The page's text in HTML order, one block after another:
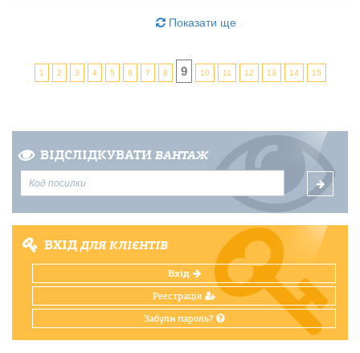
Показати ще
1 2 3 4 5 6 7 8 9 10 11 12 13 14 15
ВІДСЛІДКУВАТИ ВАНТАЖ
ВХІДДЛЯ КЛІЄНТІВ
Вхід
Реєстрація
Забули пароль?